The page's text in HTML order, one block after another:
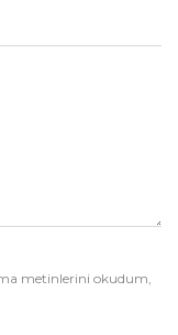
metinlerini okudum,